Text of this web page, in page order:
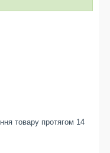
товару протягом 14